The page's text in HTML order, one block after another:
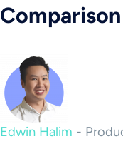
Comparison
Edwin Halim -